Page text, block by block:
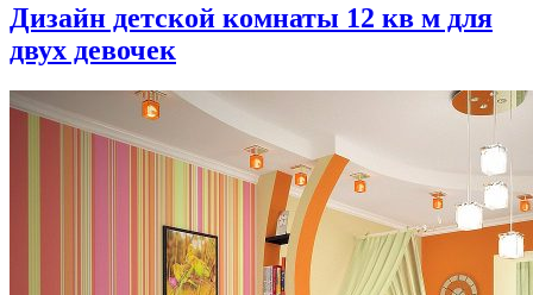
Дизайн детской комнаты 12 кв м для
двух девочек